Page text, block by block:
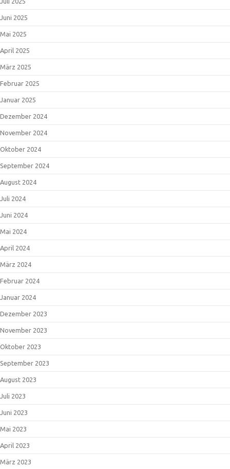
Juni 2025
Mai 2025
April 2025
März 2025
Februar 2025
Januar 2025
Dezember 2024
November 2024
Oktober 2024
September 2024
August 2024
Juli 2024
Juni 2024
Mai 2024
April 2024
März 2024
Februar 2024
Januar 2024
Dezember 2023
November 2023
Oktober 2023
September 2023
August 2023
Juli 2023
Juni 2023
Mai 2023
April 2023
März 2023